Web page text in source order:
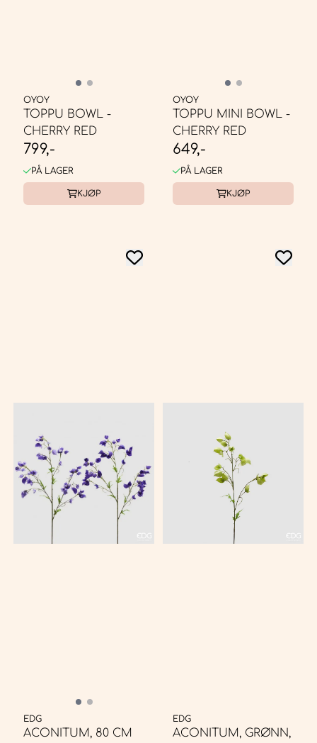
OYOY
TOPPU BOWL -
CHERRY RED
799,-
PÅ LAGER
KJØP
OYOY
TOPPU MINI BOWL -
CHERRY RED
649,-
PÅ LAGER
KJØP
EDG
ACONITUM, 80 CM
EDG
ACONITUM, GRØNN,